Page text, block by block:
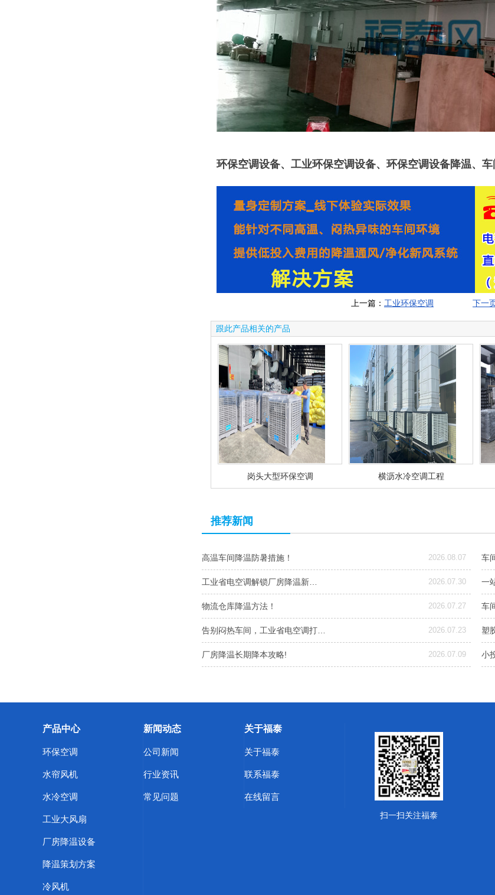
环保空调设备、工业环保空调设备、环保空调设备降温、
上一篇： 工业环保空调 下一
跟此产品相关的产品
岗头大型环保空调 横沥水冷空调工程
推荐新闻
高温车间降温防暑措施！ 2026.08.07 车
工业省电空调解锁厂房降温新… 2026.07.30 一
物流仓库降温方法！ 2026.07.27 车
告别闷热车间，工业省电空调打… 2026.07.23 塑
厂房降温长期降本攻略! 2026.07.09 小
产品中心
环保空调
水帘风机
水冷空调
工业大风扇
厂房降温设备
降温策划方案
冷风机
新闻动态
公司新闻
行业资讯
常见问题
关于福泰
关于福泰
联系福泰
在线留言
扫一扫关注福泰